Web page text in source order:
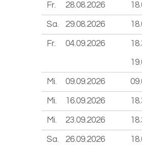
Fr. 28.08.2026
Sa. 29.08.2026
Fr. 04.09.2026
Mi. 09.09.2026
Mi. 16.09.2026
Mi. 23.09.2026
Sa. 26.09.2026